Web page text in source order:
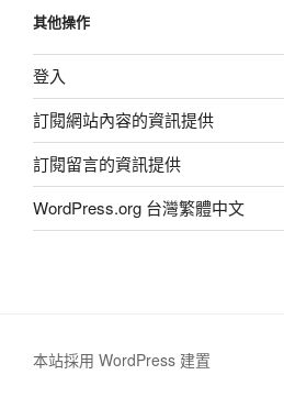
其他操作
登入
訂閱網站內容的資訊提供
訂閱留言的資訊提供
WordPress.org 台灣繁體中文
本站採用 WordPress 建置